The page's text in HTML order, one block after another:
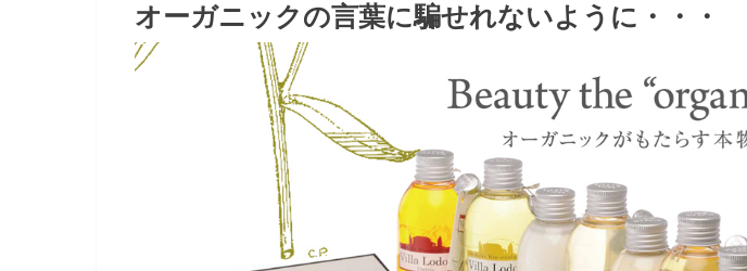
オーガニックの言葉に騙せれないように・・・